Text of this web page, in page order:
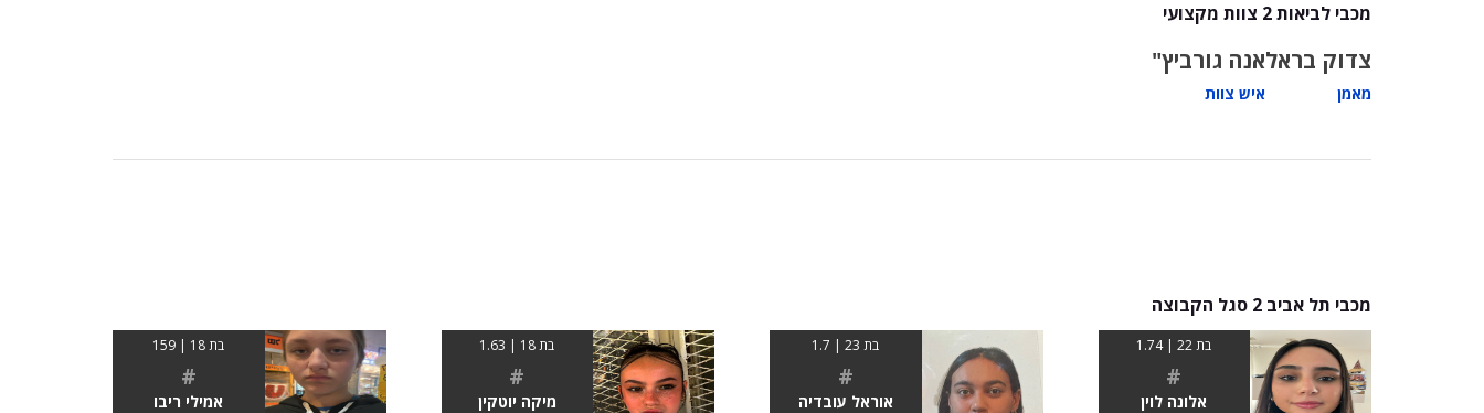
מכבי לביאות 2 צוות מקצועי
צדוק בראל
מאמן
אנה גורביץ"
איש צוות
מכבי תל אביב 2 סגל הקבוצה
בת 22 | 1.74
#
אלונה לוין
בת 23 | 1.7
#
אוראל עובדיה
בת 18 | 1.63
#
מיקה יוטקין
בת 18 | 159
#
אמילי ריבו